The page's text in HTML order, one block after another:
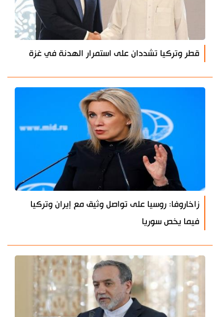
قطر وتركيا تشددان على استمرار الهدنة في غزة
زاخاروفا: روسيا على تواصل وثيق مع إيران وتركيا
فيما يخص سوريا